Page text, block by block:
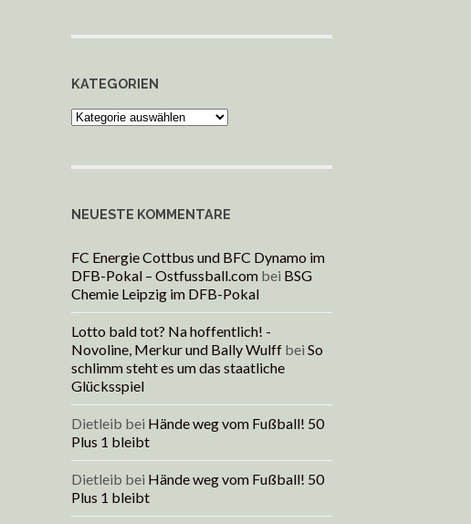
KATEGORIEN
Kategorien
NEUESTE KOMMENTARE
FC Energie Cottbus und BFC Dynamo im
DFB-Pokal – Ostfussball.com bei BSG
Chemie Leipzig im DFB-Pokal
Lotto bald tot? Na hoffentlich! -
Novoline, Merkur und Bally Wulff bei So
schlimm steht es um das staatliche
Glücksspiel
Dietleib bei Hände weg vom Fußball! 50
Plus 1 bleibt
Dietleib bei Hände weg vom Fußball! 50
Plus 1 bleibt